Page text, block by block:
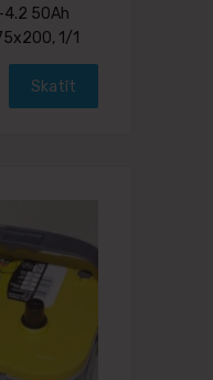
50Ah
1/1
Skatīt